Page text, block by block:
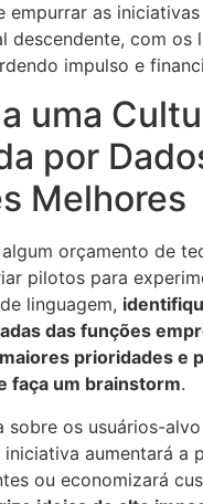
empurrar as
descendente, com os
impulso e
uma
por
Melhores
orçamento de
pilotos para
linguagem,
das funções
prioridades e
faça um brainstorm.
sobre os usuários-
aumentará a
ou economizará